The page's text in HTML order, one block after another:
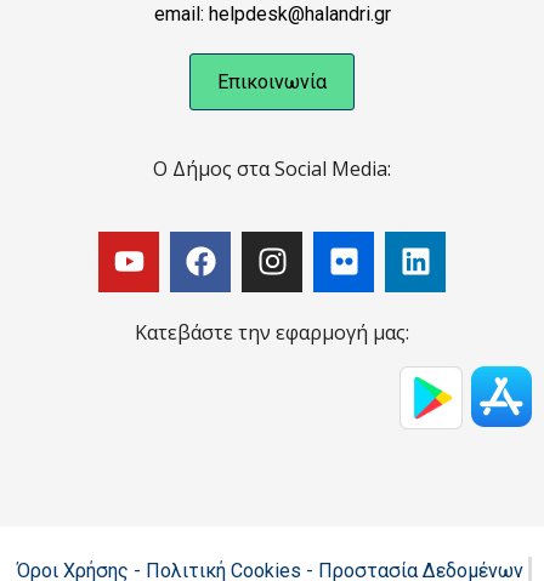
email: helpdesk@halandri.gr
Επικοινωνία
Ο Δήμος στα Social Media:
Κατεβάστε την εφαρμογή μας:
Όροι Χρήσης - Πολιτική Cookies - Προστασία Δεδομένων